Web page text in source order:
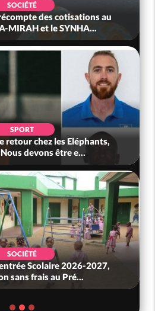
SOCIÉTÉ
des cotisations au
MIRAH et le SYNHA...
SPORT
retour chez les Eléphants,
devons être e...
SOCIÉTÉ
Scolaire 2026-2027,
sans frais au Pré...